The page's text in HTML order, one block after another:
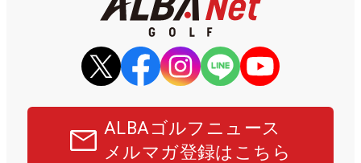
ALBAゴルフニュース
メルマガ登録はこちら